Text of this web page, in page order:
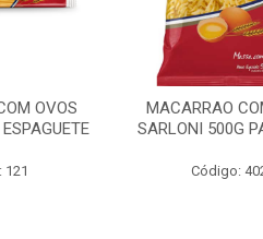
OVOS
121
MACARRAO
SARLONI 500G
Código: